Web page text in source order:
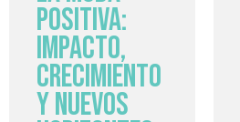
Positiva:
Impacto,
Crecimiento
y Nuevos